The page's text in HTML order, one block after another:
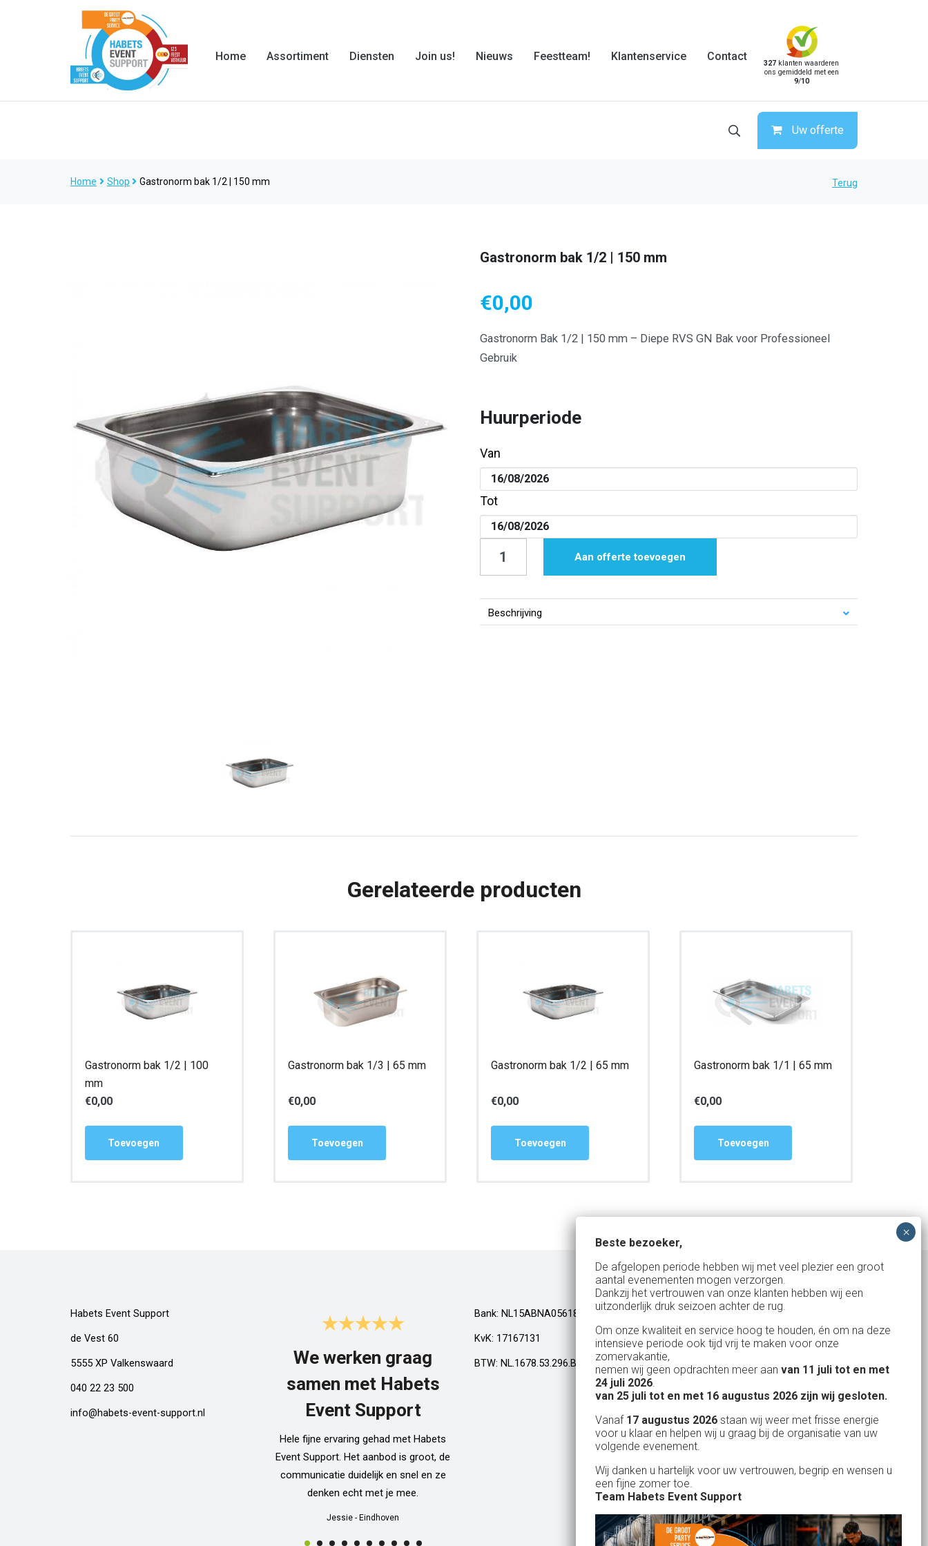
Home Assortiment Diensten Join us! Nieuws Feestteam! Klantenservice Contact
327 klanten waarderen
ons gemiddeld met een
9/10
Uw offerte
Home Shop Gastronorm bak 1/2 | 150 mm Terug
Gastronorm bak 1/2 | 150 mm
€0,00
Gastronorm Bak 1/2 | 150 mm – Diepe RVS GN Bak voor Professioneel
Gebruik
Huurperiode
Van
Tot
150
Aan offerte toevoegen
Beschrijving
Gerelateerde producten
Gastronorm bak 1/2 | 100
mm
€0,00
Toevoegen
Gastronorm bak 1/3 | 65 mm
€0,00
Toevoegen
Gastronorm bak 1/2 | 65 mm
€0,00
Toevoegen
Gastronorm bak 1/1 | 65 mm
€0,00
Toevoegen
Habets Event Support
de Vest 60
5555 XP Valkenswaard
040 22 23 500
info@habets-event-support.nl
We werken graag
samen met Habets
Event Support
Hele fijne ervaring gehad met Habets
Event Support. Het aanbod is groot, de
communicatie duidelijk en snel en ze
denken echt met je mee.
Jessie - Eindhoven
Top!
Al een aantal jaar huren wij in Geldrop
een kamphuis met vrienden. We huren
dan een bar incl vaten bier en deze
wordt netjes voor ons neergezet. Er zit
doen als je een vat gaat verwisselen.
Alle spullen worden op maandag ook
weer netjes opgehaald ook al zijn wij
dan weer thuis ;) In het warme weekend
Habets dacht direct mee, toen wij op
zeer korte termijn een feest wilden
geven in onze eigen achtertuin. De
service van Habets sloot ook dit keer
weer naadloos aan op onze eigen
ideeen en inbreng. Materialen werden
keurig volgens afspraak geleverd, alles
tiptop in orde. De presentatie die wij op
Bank: NL15ABNA0561810710
KvK: 17167131
BTW: NL.1678.53.296.B01
Uw partner in:
Evenementen verhuur
Partyverhuur
Je vindt ons op
Beste bezoeker,
De afgelopen periode hebben wij met veel plezier een groot
aantal evenementen mogen verzorgen.
Dankzij het vertrouwen van onze klanten hebben wij een
uitzonderlijk druk seizoen achter de rug.
Om onze kwaliteit en service hoog te houden, én om na deze
intensieve periode ook tijd vrij te maken voor onze
zomervakantie,
nemen wij geen opdrachten meer aan van 11 juli tot en met
24 juli 2026.
van 25 juli tot en met 16 augustus 2026 zijn wij gesloten.
Vanaf 17 augustus 2026 staan wij weer met frisse energie
voor u klaar en helpen wij u graag bij de organisatie van uw
volgende evenement.
Wij danken u hartelijk voor uw vertrouwen, begrip en wensen u
een fijne zomer toe.
Team Habets Event Support